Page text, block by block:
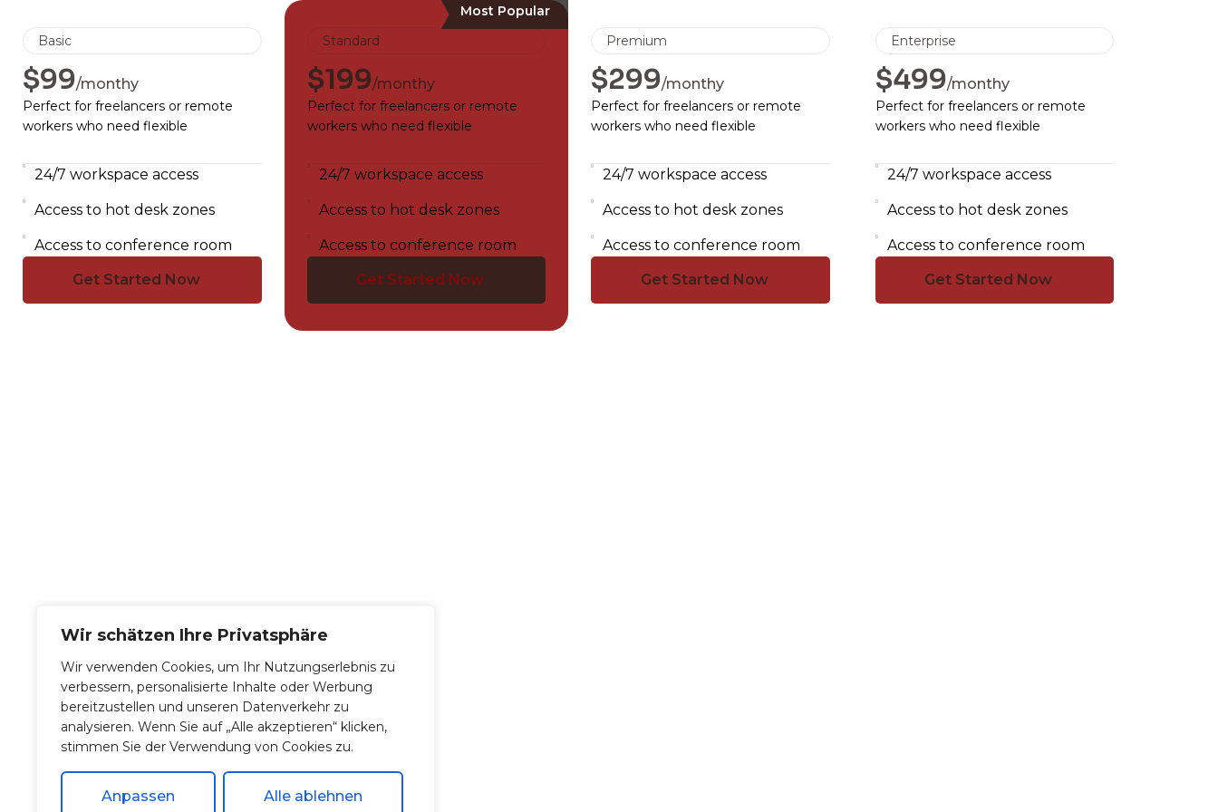
Wir schätzen Ihre Privatsphäre
Wir verwenden Cookies, um Ihr Nutzungserlebnis zu
verbessern, personalisierte Inhalte oder Werbung
bereitzustellen und unseren Datenverkehr zu
analysieren. Wenn Sie auf „Alle akzeptieren“ klicken,
stimmen Sie der Verwendung von Cookies zu.
Anpassen Alle ablehnen
Basic
$99/monthy
Perfect for freelancers or remote
workers who need flexible
24/7 workspace access
Access to hot desk zones
Access to conference room
Get Started Now
Standard
$199/monthy
Perfect for freelancers or remote
workers who need flexible
24/7 workspace access
Access to hot desk zones
Access to conference room
Get Started Now
Premium
$299/monthy
Perfect for freelancers or remote
workers who need flexible
24/7 workspace access
Access to hot desk zones
Access to conference room
Get Started Now
Enterprise
$499/monthy
Perfect for freelancers or remote
workers who need flexible
24/7 workspace access
Access to hot desk zones
Access to conference room
Get Started Now